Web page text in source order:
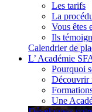
Les tarifs
La
Vous êtes
Ils
Calendrier de
L’ Académie
Pourquoi
Découvrir
Une